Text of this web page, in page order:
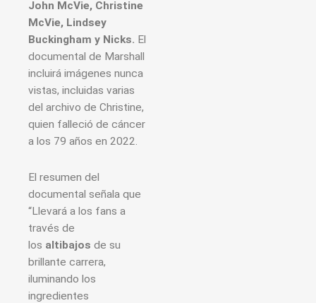
John McVie, Christine
McVie, Lindsey
Buckingham y Nicks. El
documental de Marshall
incluirá imágenes nunca
vistas, incluidas varias
del archivo de Christine,
quien falleció de cáncer
a los 79 años en 2022.
El resumen del
documental señala que
“Llevará a los fans a
través de
los altibajos de su
brillante carrera,
iluminando los
ingredientes